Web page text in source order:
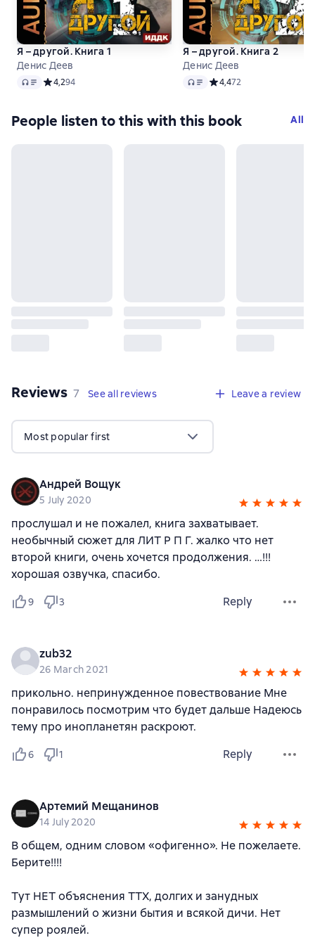
Я – другой. Книга 1
Денис Деев
Audio Средний рейтинг 4,2 на основе 94 оценок
4,294
Я – другой. Книга 2
Денис Деев
Audio Средний рейтинг 4,4 на
4,472
People listen to this with this book All
Reviews 7 reviews
7 See all reviews Leave a review
Most popular first
Андрей Вощук
5 July 2020
прослушал и не пожалел, книга захватывает.
необычный сюжет для ЛИТ Р П Г. жалко что нет
второй книги, очень хочется продолжения. …!!!
хорошая озвучка, спасибо.
9 3 Reply
zub32
26 March 2021
прикольно. непринужденное повествование Мне
понравилось посмотрим что будет дальше Надеюсь
тему про инопланетян раскроют.
6 1 Reply
Артемий Мещанинов
14 July 2020
В общем, одним словом «офигенно». Не пожелаете.
Берите!!!!
Тут НЕТ объяснения ТТХ, долгих и занудных
размышлений о жизни бытия и всякой дичи. Нет
супер роялей.